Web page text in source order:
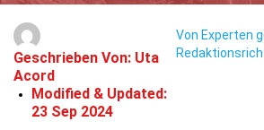
Geschrieben Von: Uta
Acord
Modified & Updated:
23 Sep 2024
Von Experten